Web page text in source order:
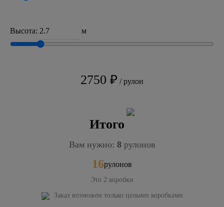
Высота: м
2750 ₽ / рулон
Итого
Вам нужно: 8рулонов
16рулонов
Это 2 коробки
Заказ возможен только целыми коробками